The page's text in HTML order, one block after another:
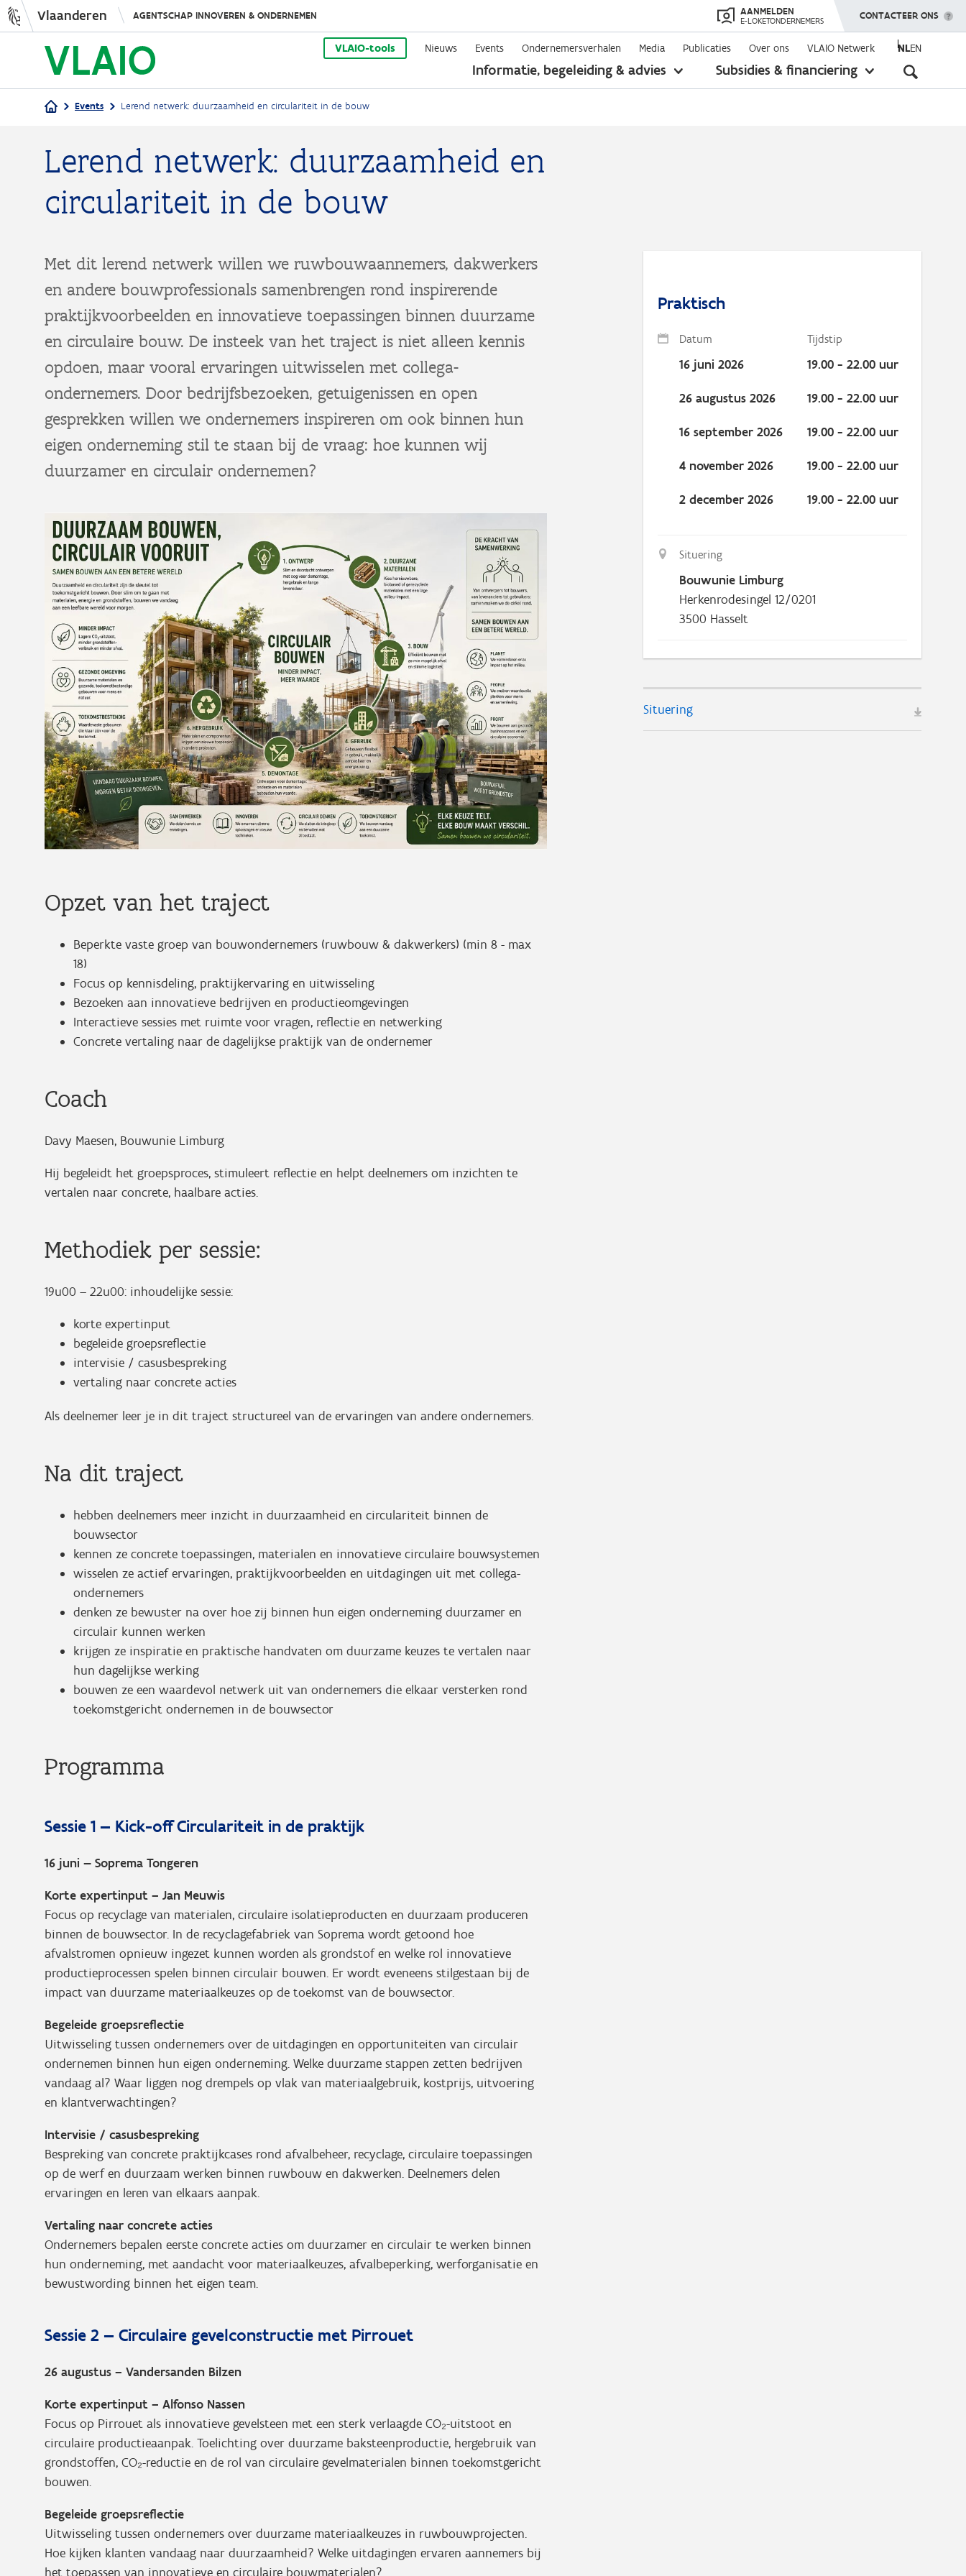
Overslaan
en
naar
de
Vlaanderen AGENTSCHAP INNOVEREN & ONDERNEMEN AANMELDEN
E-LOKETONDERNEMERS TOON MENU
CONTACTEER ONS
VLAIO-tools Nieuws Events Ondernemersverhalen Media Publicaties Over ons VLAIO Netwerk NLEN
Informatie, begeleiding & advies
toon
Subsidies & financiering
toon
Kruimelpad
Events Lerend netwerk: duurzaamheid en circulariteit in de bouw
Lerend netwerk: duurzaamheid en
circulariteit in de bouw
Met dit lerend netwerk willen we ruwbouwaannemers, dakwerkers
en andere bouwprofessionals samenbrengen rond inspirerende
praktijkvoorbeelden en innovatieve toepassingen binnen duurzame
en circulaire bouw. De insteek van het traject is niet alleen kennis
opdoen, maar vooral ervaringen uitwisselen met collega-
ondernemers. Door bedrijfsbezoeken, getuigenissen en open
gesprekken willen we ondernemers inspireren om ook binnen hun
eigen onderneming stil te staan bij de vraag: hoe kunnen wij
duurzamer en circulair ondernemen?
Opzet van het traject
Beperkte vaste groep van bouwondernemers (ruwbouw & dakwerkers) (min 8 - max
18)
Focus op kennisdeling, praktijkervaring en uitwisseling
Bezoeken aan innovatieve bedrijven en productieomgevingen
Interactieve sessies met ruimte voor vragen, reflectie en netwerking
Concrete vertaling naar de dagelijkse praktijk van de ondernemer
Coach
Davy Maesen, Bouwunie Limburg
Hij begeleidt het groepsproces, stimuleert reflectie en helpt deelnemers om inzichten te
vertalen naar concrete, haalbare acties.
Methodiek per sessie:
19u00 – 22u00: inhoudelijke sessie:
korte expertinput
begeleide groepsreflectie
intervisie / casusbespreking
vertaling naar concrete acties
Als deelnemer leer je in dit traject structureel van de ervaringen van andere ondernemers.
Na dit traject
hebben deelnemers meer inzicht in duurzaamheid en circulariteit binnen de
bouwsector
kennen ze concrete toepassingen, materialen en innovatieve circulaire bouwsystemen
wisselen ze actief ervaringen, praktijkvoorbeelden en uitdagingen uit met collega-
ondernemers
denken ze bewuster na over hoe zij binnen hun eigen onderneming duurzamer en
circulair kunnen werken
krijgen ze inspiratie en praktische handvaten om duurzame keuzes te vertalen naar
hun dagelijkse werking
bouwen ze een waardevol netwerk uit van ondernemers die elkaar versterken rond
toekomstgericht ondernemen in de bouwsector
Programma
Sessie 1 — Kick-off Circulariteit in de praktijk
16 juni — Soprema Tongeren
Korte expertinput – Jan Meuwis
Focus op recyclage van materialen, circulaire isolatieproducten en duurzaam produceren
binnen de bouwsector. In de recyclagefabriek van Soprema wordt getoond hoe
afvalstromen opnieuw ingezet kunnen worden als grondstof en welke rol innovatieve
productieprocessen spelen binnen circulair bouwen. Er wordt eveneens stilgestaan bij de
impact van duurzame materiaalkeuzes op de toekomst van de bouwsector.
Begeleide groepsreflectie
Uitwisseling tussen ondernemers over de uitdagingen en opportuniteiten van circulair
ondernemen binnen hun eigen onderneming. Welke duurzame stappen zetten bedrijven
vandaag al? Waar liggen nog drempels op vlak van materiaalgebruik, kostprijs, uitvoering
en klantverwachtingen?
Intervisie / casusbespreking
Bespreking van concrete praktijkcases rond afvalbeheer, recyclage, circulaire toepassingen
op de werf en duurzaam werken binnen ruwbouw en dakwerken. Deelnemers delen
ervaringen en leren van elkaars aanpak.
Vertaling naar concrete acties
Ondernemers bepalen eerste concrete acties om duurzamer en circulair te werken binnen
hun onderneming, met aandacht voor materiaalkeuzes, afvalbeperking, werforganisatie en
bewustwording binnen het eigen team.
Sessie 2 — Circulaire gevelconstructie met Pirrouet
26 augustus – Vandersanden Bilzen
Korte expertinput – Alfonso Nassen
Focus op Pirrouet als innovatieve gevelsteen met een sterk verlaagde CO₂-uitstoot en
circulaire productieaanpak. Toelichting over duurzame baksteenproductie, hergebruik van
grondstoffen, CO₂-reductie en de rol van circulaire gevelmaterialen binnen toekomstgericht
bouwen.
Begeleide groepsreflectie
Uitwisseling tussen ondernemers over duurzame materiaalkeuzes in ruwbouwprojecten.
Hoe kijken klanten vandaag naar duurzaamheid? Welke uitdagingen ervaren aannemers bij
het toepassen van innovatieve en circulaire bouwmaterialen?
Praktisch
Datum Tijdstip
16 juni 2026 19.00 - 22.00 uur
26 augustus 2026 19.00 - 22.00 uur
16 september 2026 19.00 - 22.00 uur
4 november 2026 19.00 - 22.00 uur
2 december 2026 19.00 - 22.00 uur
Situering
Bouwunie Limburg
Herkenrodesingel 12/0201
3500 Hasselt
Situering